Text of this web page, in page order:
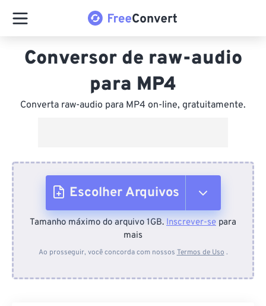
Conversor de raw-audio
para MP4
Converta raw-audio para MP4 on-line, gratuitamente.
Escolher Arquivos
Do dispositivo
Tamanho máximo do arquivo 1GB. Inscrever-se para
mais
Ao prosseguir, você concorda com nossos Termos de Uso .